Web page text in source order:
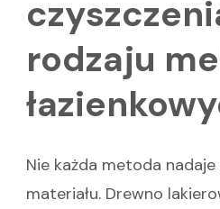
rodzaju
Nie każda metoda
materiału. Drewno